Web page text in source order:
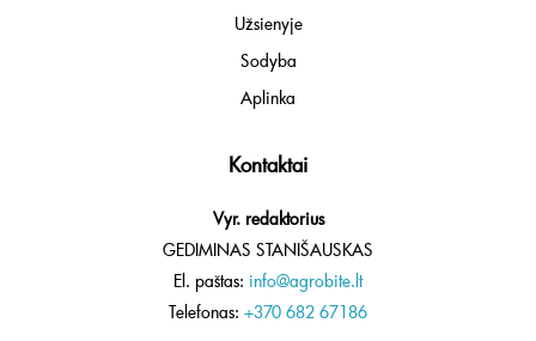
Užsienyje
Sodyba
Aplinka
Kontaktai
Vyr. redaktorius
GEDIMINAS STANIŠAUSKAS
El. paštas: info@agrobite.lt
Telefonas: +370 682 67186